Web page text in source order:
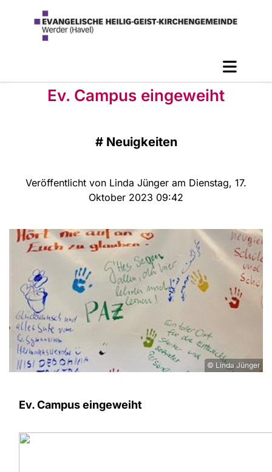
Ev. Campus eingeweiht
# Neuigkeiten
Veröffentlicht von Linda Jünger am Dienstag, 17.
Oktober 2023 09:42
© Linda Jünger
Ev. Campus eingeweiht